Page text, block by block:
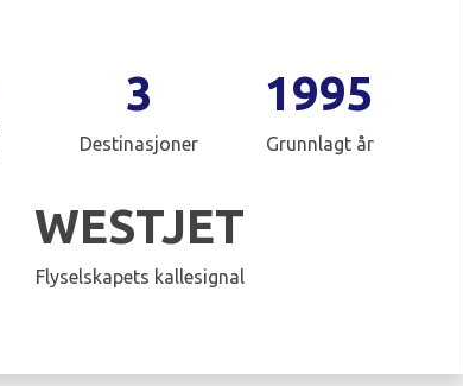
3
Destinasjoner
1995
Grunnlagt år
WESTJET
Flyselskapets kallesignal